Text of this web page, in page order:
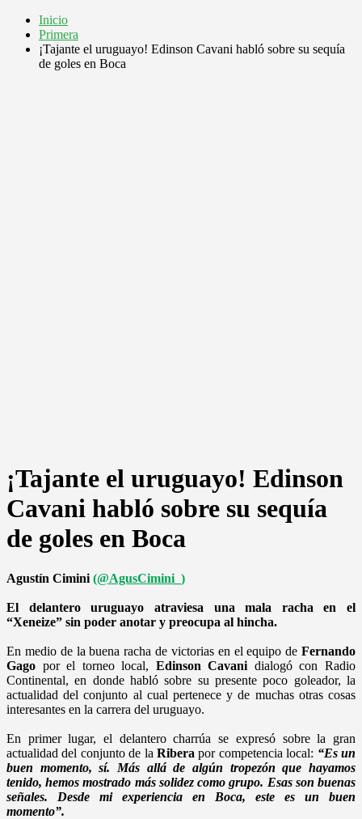
Inicio
Primera
¡Tajante el uruguayo! Edinson Cavani habló sobre su sequía
de goles en Boca
¡Tajante el uruguayo! Edinson
Cavani habló sobre su sequía
de goles en Boca
Agustín Cimini (@AgusCimini_)
El delantero uruguayo atraviesa una mala racha en el
“Xeneize” sin poder anotar y preocupa al hincha.
En medio de la buena racha de victorias en el equipo de Fernando
Gago por el torneo local, Edinson Cavani dialogó con Radio
Continental, en donde habló sobre su presente poco goleador, la
actualidad del conjunto al cual pertenece y de muchas otras cosas
interesantes en la carrera del uruguayo.
En primer lugar, el delantero charrúa se expresó sobre la gran
actualidad del conjunto de la Ribera por competencia local: “Es un
buen momento, sí. Más allá de algún tropezón que hayamos
tenido, hemos mostrado más solidez como grupo. Esas son buenas
señales. Desde mi experiencia en Boca, este es un buen
momento”.